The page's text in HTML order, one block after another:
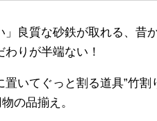
」良質な砂鉄が取れる、昔
りが半端ない！
いてぐっと割る道具”竹割
の品揃え。